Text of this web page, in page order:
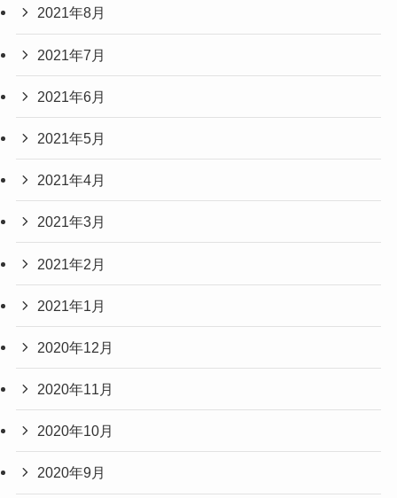
2021年8月
2021年7月
2021年6月
2021年5月
2021年4月
2021年3月
2021年2月
2021年1月
2020年12月
2020年11月
2020年10月
2020年9月